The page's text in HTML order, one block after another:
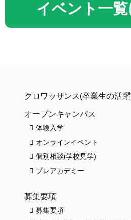
イベント一覧
クロワッサンス(卒業生の活
オープンキャンパス
体験入学
オンラインイベント
個別相談(学校見学)
プレアカデミー
募集要項
募集要項